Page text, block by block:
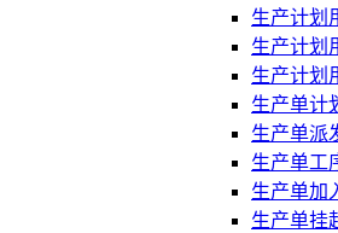
生产计划
生产计划
生产计划
生产单计
生产单派
生产单工
生产单加
生产单挂